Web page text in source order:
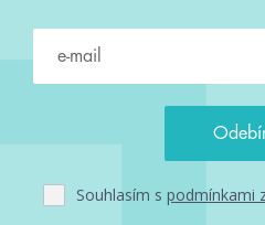
Souhlasím s podmínkami